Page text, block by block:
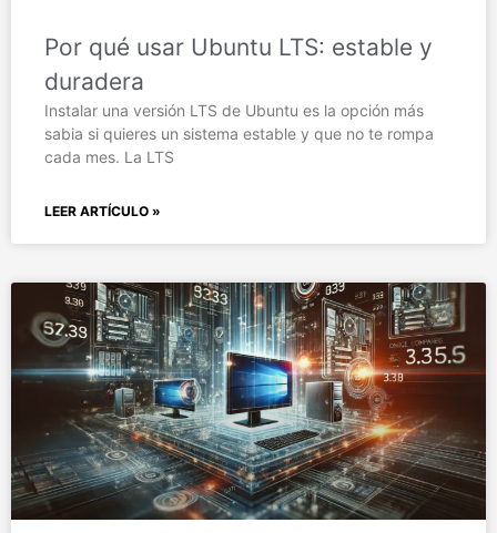
Por qué usar Ubuntu LTS: estable y
duradera
Instalar una versión LTS de Ubuntu es la opción más
sabia si quieres un sistema estable y que no te rompa
cada mes. La LTS
LEER ARTÍCULO »